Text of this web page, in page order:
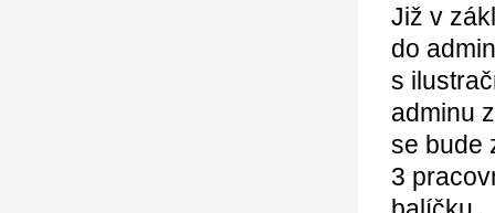
Již v
do
s
adminu
se bude
3